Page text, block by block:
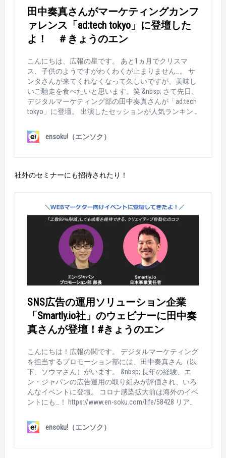
田中奏真さんがマーケティングカンフ
ァレンス「ad:tech tokyo」に登壇した
よ！ ＃きょうのエン
こんにちは、広報の星です。 あと1ヵ月でクリスマ
ス、子供のようですがわくわくが止まりません…。 サ
ンタさんが来てくれなくなって久しいですが、美味し
いご馳走を食べたいと思います。笑 &nbsp; さて先日、
デジタルマーケティング部の田中奏真さんが「ad:tech
tokyo」に登壇。 出演したセッションが人気ランキン
とは？？ 今回で開催13回目を誇るアジア最大級のマ
ーケティングの国際カンファレンス。 リアル会場とオ
ションが実施されました。 &nbsp; 今回ソウマさんは
「Cookieless時代のコミュニケーション～次に来るの
ンが、人気ランキング1位に選出されました＾＾ http
s://twitter.com/adtechjp/status/1463373471572901891?s=
20 当日の様子も・・・！ ソーシャルディスタンスを
保ちつつ満員の会場！ &nbsp; 一緒に登壇された方々は
こちらの皆さん。エン・ジャパンが錚々たる企業と並
んでいて嬉しい限りですね。 ソウマさんは他にも多く
のイベントに登壇実績がある注目のマーケターなんで
す！ &nbsp; 広告運用の取り組みが評価されてウェビナ
コロナ前は海外のイベントにも招かれたり… https://ww
w.en-soku.com/life/58428 2017年開催の「アドテック東
京」にも！ https://www.en-soku.com/business/25029 &n
bsp; 社外からも大注目されているエン・ジャパンのデ
お仕事が気になった方は、ぜひ以下から情報をチェッ
クしてみてくださいね＾＾ 新卒採用はこちら！ 中途
採用はこちら！
ensoku!（エンソク）
社外のセミナーにも招待されたり！
SNS広告の運用ソリューション企業
「Smartly.io社」のウェビナーに田中奏
真さんが登壇！#きょうのエン
こんにちは！広報の関です。 デジタルマーケティング
を担当するプロモーション部には、田中奏真さん（以
下、ソウマさん）がいます。 &nbsp; 長年の経験、エ
ン・ジャパンの広告運用の取り組みが評価され、いろ
んなイベントに登壇。 コロナ感染拡大前は海外のイベ
ントにも…！ https://www.en-soku.com/life/58428 リアル
かり活動中！ 今週ソウマさんが登壇したイベントの様
子をお届けします＾＾ &nbsp; 登壇したイベントは… SN
ensoku!（エンソク）